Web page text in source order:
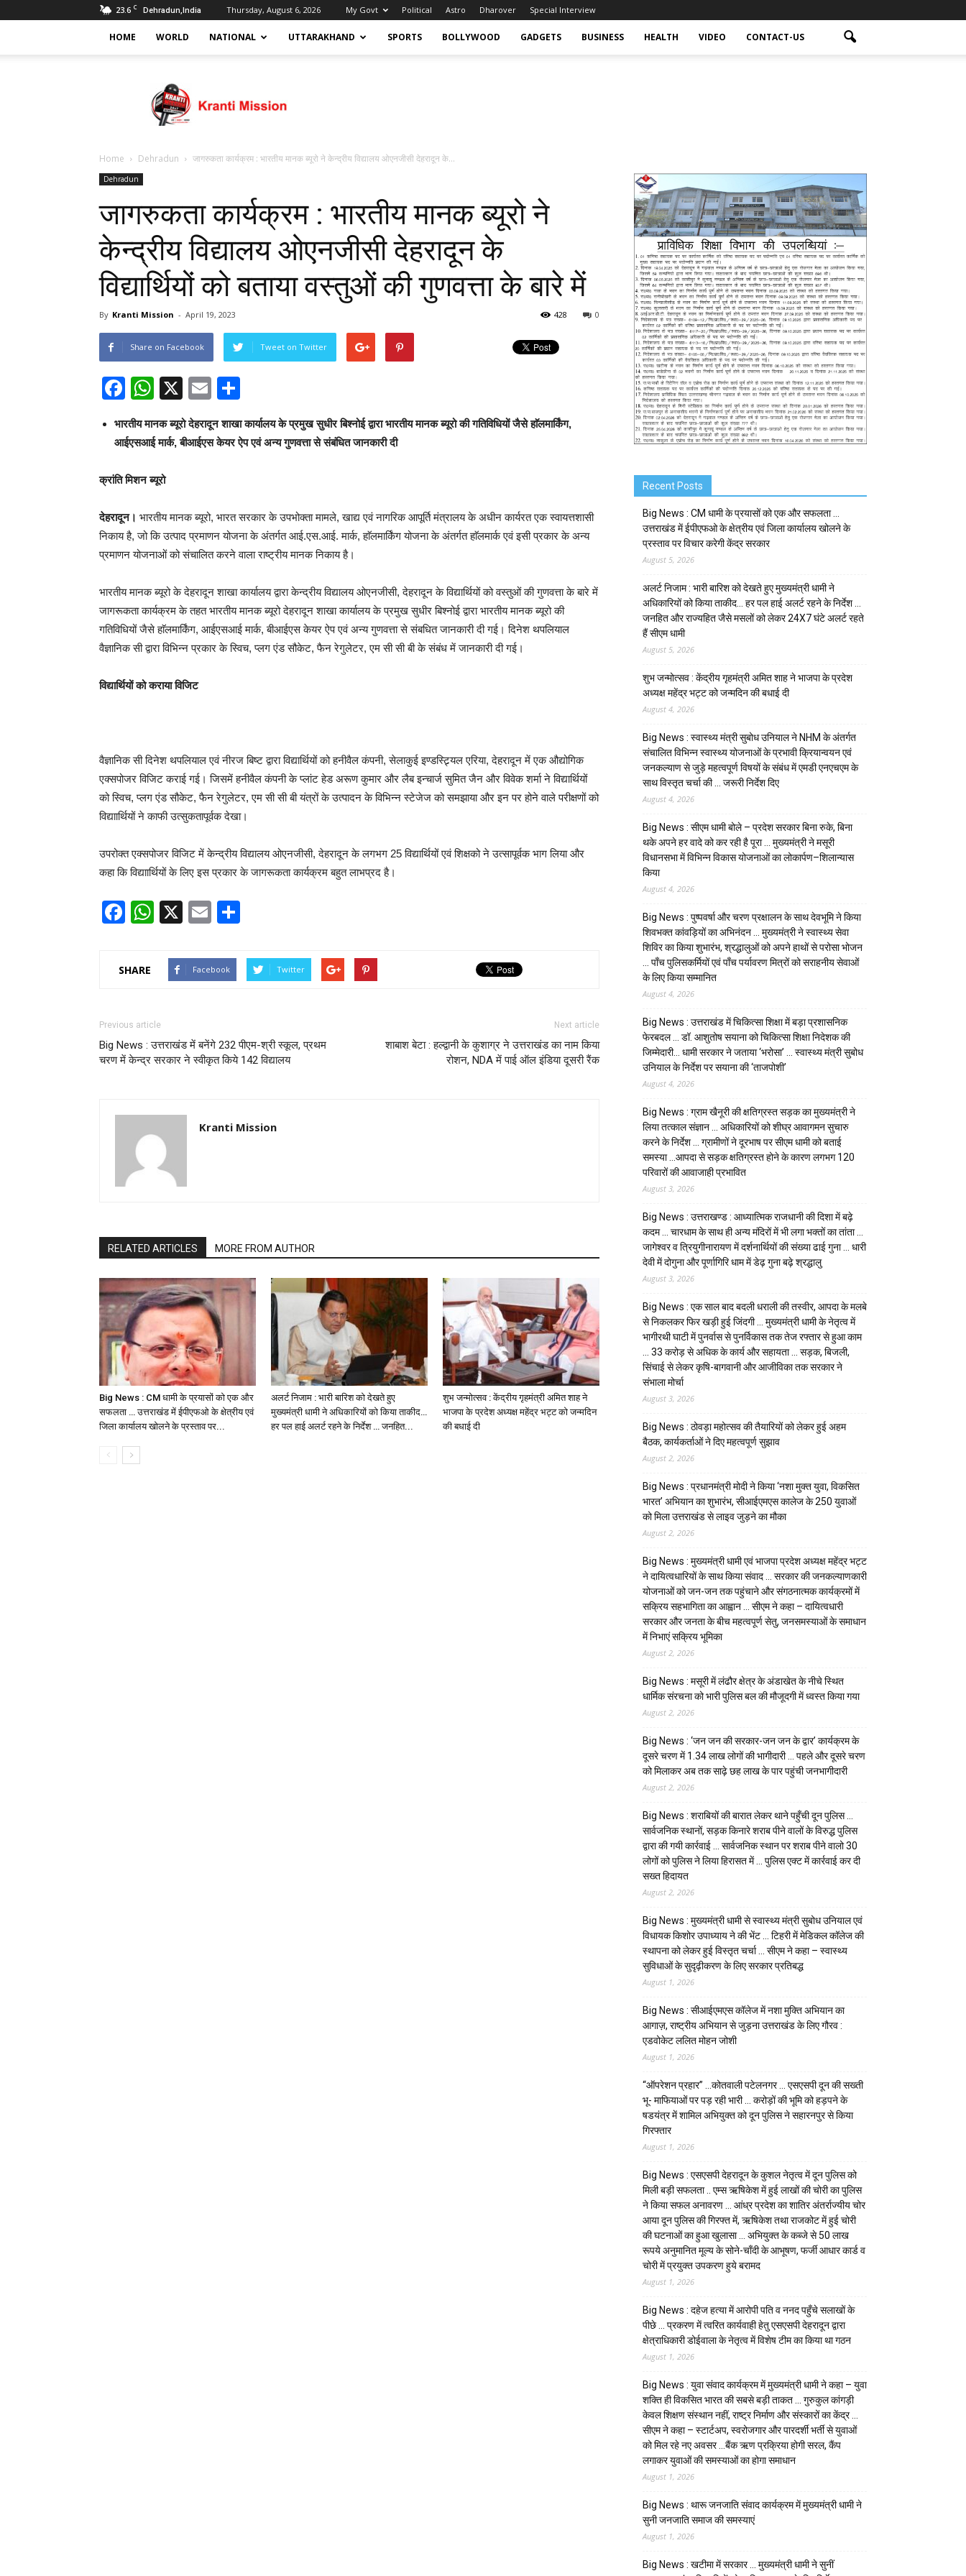
23.6 C Dehradun,India Thursday, August 6, 2026 My Govt Political Astro Dharover Special Interview
HOME WORLD NATIONAL UTTARAKHAND SPORTS BOLLYWOOD GADGETS BUSINESS HEALTH VIDEO CONTACT-US
mission
Home Dehradun जागरुकता कार्यक्रम : भारतीय मानक ब्यूरो ने केन्द्रीय विद्यालय ओएनजीसी देहरादून के...
Dehradun
जागरुकता कार्यक्रम : भारतीय मानक ब्यूरो ने
केन्द्रीय विद्यालय ओएनजीसी देहरादून के
विद्यार्थियों को बताया वस्तुओं की गुणवत्ता के बारे में
By Kranti Mission - April 19, 2023 0
428
Share on Facebook Tweet on Twitter
Facebook
WhatsApp
X Email
भारतीय मानक ब्यूरो देहरादून शाखा कार्यालय के प्रमुख सुधीर बिश्नोई द्वारा भारतीय मानक ब्यूरो की गतिविधियों जैसे हाॅलमार्किंग,
आईएसआई मार्क, बीआईएस केयर ऐप एवं अन्य गुणवत्ता से संबंधित जानकारी दी
क्रांति मिशन ब्यूरो
देहरादून। भारतीय मानक ब्यूरो, भारत सरकार के उपभोक्ता मामले, खाद्य एवं नागरिक आपूर्ति मंत्रालय के अधीन कार्यरत एक स्वायत्तशासी
निकाय है, जो कि उत्पाद प्रमाणन योजना के अंतर्गत आई.एस.आई. मार्क, हाॅलमार्किंग योजना के अंतर्गत हाॅलमार्क एवं इसी प्रकार के अन्य
प्रमाणन योजनाओं को संचालित करने वाला राष्ट्रीय मानक निकाय है।
भारतीय मानक ब्यूरो के देहरादून शाखा कार्यालय द्वारा केन्द्रीय विद्यालय ओएनजीसी, देहरादून के विद्यार्थियों को वस्तुओं की गुणवत्ता के बारे में
जागरूकता कार्यक्रम के तहत भारतीय मानक ब्यूरो देहरादून शाखा कार्यालय के प्रमुख सुधीर बिश्नोई द्वारा भारतीय मानक ब्यूरो की
गतिविधियों जैसे हाॅलमार्किंग, आईएसआई मार्क, बीआईएस केयर ऐप एवं अन्य गुणवत्ता से संबधित जानकारी दी गई। दिनेश थपलियाल
वैज्ञानिक सी द्वारा विभिन्न प्रकार के स्विच, प्लग एंड सौकेट, फैन रेगुलेटर, एम सी सी बी के संबंध में जानकारी दी गई।
विद्यार्थियों को कराया विजिट
वैज्ञानिक सी दिनेश थपलियाल एवं नीरज बिष्ट द्वारा विद्यार्थियों को हनीवैल कंपनी, सेलाकुई इण्डस्ट्र्यिल एरिया, देहरादून में एक औद्योगिक
एक्सपोजर विजिट कराई गई। जिसमें हनीवैल कंपनी के प्लांट हेड अरूण कुमार और लैब इन्चार्ज सुमित जैन और विवेक शर्मा ने विद्यार्थियों
को स्विच, प्लग एंड सौकेट, फैन रेगुलेटर, एम सी सी बी यंत्रों के उत्पादन के विभिन्न स्टेजेज को समझाया और इन पर होने वाले परीक्षणों को
विद्याार्थियों ने काफी उत्सुकतापूर्वक देखा।
उपरोक्त एक्सपोजर विजिट में केन्द्रीय विद्यालय ओएनजीसी, देहरादून के लगभग 25 विद्यार्थियों एवं शिक्षको ने उत्सापूर्वक भाग लिया और
कहा कि विद्याार्थियों के लिए इस प्रकार के जागरूकता कार्यक्रम बहुत लाभप्रद है।
Facebook
WhatsApp
X Email
SHARE Facebook Twitter
Previous article
Big News : उत्तराखंड में बनेंगे 232 पीएम-श्री स्कूल, प्रथम
चरण में केन्द्र सरकार ने स्वीकृत किये 142 विद्यालय
Next article
शाबाश बेटा : हल्द्वानी के कुशाग्र ने उत्तराखंड का नाम किया
रोशन, NDA में पाई ऑल इंडिया दूसरी रैंक
Kranti Mission
RELATED ARTICLES MORE FROM AUTHOR
Big News : CM धामी के प्रयासों को एक और
सफलता … उत्तराखंड में ईपीएफओ के क्षेत्रीय एवं
जिला कार्यालय खोलने के प्रस्ताव पर...
अलर्ट निजाम : भारी बारिश को देखते हुए
मुख्यमंत्री धामी ने अधिकारियों को किया ताकीद…
हर पल हाई अलर्ट रहने के निर्देश … जनहित...
शुभ जन्मोत्सव : केंद्रीय गृहमंत्री अमित शाह ने
भाजपा के प्रदेश अध्यक्ष महेंद्र भट्ट को जन्मदिन
की बधाई दी
Recent Posts
Big News : CM धामी के प्रयासों को एक और सफलता …
उत्तराखंड में ईपीएफओ के क्षेत्रीय एवं जिला कार्यालय खोलने के
प्रस्ताव पर विचार करेगी केंद्र सरकार
August 5, 2026
अलर्ट निजाम : भारी बारिश को देखते हुए मुख्यमंत्री धामी ने
अधिकारियों को किया ताकीद… हर पल हाई अलर्ट रहने के निर्देश …
जनहित और राज्यहित जैसे मसलों को लेकर 24X7 घंटे अलर्ट रहते
हैं सीएम धामी
August 5, 2026
शुभ जन्मोत्सव : केंद्रीय गृहमंत्री अमित शाह ने भाजपा के प्रदेश
अध्यक्ष महेंद्र भट्ट को जन्मदिन की बधाई दी
August 4, 2026
Big News : स्वास्थ्य मंत्री सुबोध उनियाल ने NHM के अंतर्गत
संचालित विभिन्न स्वास्थ्य योजनाओं के प्रभावी क्रियान्वयन एवं
जनकल्याण से जुड़े महत्वपूर्ण विषयों के संबंध में एमडी एनएचएम के
साथ विस्तृत चर्चा की … जरूरी निर्देश दिए
August 4, 2026
Big News : सीएम धामी बोले – प्रदेश सरकार बिना रुके, बिना
थके अपने हर वादे को कर रही है पूरा … मुख्यमंत्री ने मसूरी
विधानसभा में विभिन्न विकास योजनाओं का लोकार्पण–शिलान्यास
किया
August 4, 2026
Big News : पुष्पवर्षा और चरण प्रक्षालन के साथ देवभूमि ने किया
शिवभक्त कांवड़ियों का अभिनंदन … मुख्यमंत्री ने स्वास्थ्य सेवा
शिविर का किया शुभारंभ, श्रद्धालुओं को अपने हाथों से परोसा भोजन
… पाँच पुलिसकर्मियों एवं पाँच पर्यावरण मित्रों को सराहनीय सेवाओं
के लिए किया सम्मानित
August 4, 2026
Big News : उत्तराखंड में चिकित्सा शिक्षा में बड़ा प्रशासनिक
फेरबदल … डॉ. आशुतोष सयाना को चिकित्सा शिक्षा निदेशक की
जिम्मेदारी… धामी सरकार ने जताया ‘भरोसा’ … स्वास्थ्य मंत्री सुबोध
उनियाल के निर्देश पर सयाना की ‘ताजपोशी’
August 4, 2026
Big News : ग्राम खैनूरी की क्षतिग्रस्त सड़क का मुख्यमंत्री ने
लिया तत्काल संज्ञान … अधिकारियों को शीघ्र आवागमन सुचारु
करने के निर्देश … ग्रामीणों ने दूरभाष पर सीएम धामी को बताई
समस्या …आपदा से सड़क क्षतिग्रस्त होने के कारण लगभग 120
परिवारों की आवाजाही प्रभावित
August 3, 2026
Big News : उत्तराखण्ड : आध्यात्मिक राजधानी की दिशा में बढ़े
कदम … चारधाम के साथ ही अन्य मंदिरों में भी लगा भक्तों का तांता …
जागेश्वर व त्रियुगीनारायण में दर्शनार्थियों की संख्या ढाई गुना … धारी
देवी में दोगुना और पूर्णागिरि धाम में डेढ़ गुना बढ़े श्रद्धालु
August 3, 2026
Big News : एक साल बाद बदली धराली की तस्वीर, आपदा के मलबे
से निकलकर फिर खड़ी हुई जिंदगी … मुख्यमंत्री धामी के नेतृत्व में
भागीरथी घाटी में पुनर्वास से पुनर्विकास तक तेज रफ्तार से हुआ काम
… ₹33 करोड़ से अधिक के कार्य और सहायता … सड़क, बिजली,
सिंचाई से लेकर कृषि-बागवानी और आजीविका तक सरकार ने
संभाला मोर्चा
August 3, 2026
Big News : ठोवड़ा महोत्सव की तैयारियों को लेकर हुई अहम
बैठक, कार्यकर्ताओं ने दिए महत्वपूर्ण सुझाव
August 2, 2026
Big News : प्रधानमंत्री मोदी ने किया ‘नशा मुक्त युवा, विकसित
भारत’ अभियान का शुभारंभ, सीआईएमएस कालेज के 250 युवाओं
को मिला उत्तराखंड से लाइव जुड़ने का मौका
August 2, 2026
Big News : मुख्यमंत्री धामी एवं भाजपा प्रदेश अध्यक्ष महेंद्र भट्ट
ने दायित्वधारियों के साथ किया संवाद … सरकार की जनकल्याणकारी
योजनाओं को जन-जन तक पहुंचाने और संगठनात्मक कार्यक्रमों में
सक्रिय सहभागिता का आह्वान … सीएम ने कहा – दायित्वधारी
सरकार और जनता के बीच महत्वपूर्ण सेतु, जनसमस्याओं के समाधान
में निभाएं सक्रिय भूमिका
August 2, 2026
Big News : मसूरी में लंढौर क्षेत्र के अंडाखेत के नीचे स्थित
धार्मिक संरचना को भारी पुलिस बल की मौजूदगी में ध्वस्त किया गया
August 2, 2026
Big News : ‘जन जन की सरकार-जन जन के द्वार’ कार्यक्रम के
दूसरे चरण में 1.34 लाख लोगों की भागीदारी … पहले और दूसरे चरण
को मिलाकर अब तक साढ़े छह लाख के पार पहुंची जनभागीदारी
August 2, 2026
Big News : शराबियों की बारात लेकर थाने पहुँची दून पुलिस …
सार्वजनिक स्थानों, सड़क किनारे शराब पीने वालों के विरुद्ध पुलिस
द्वारा की गयी कार्रवाई … सार्वजनिक स्थान पर शराब पीने वालो 30
लोगों को पुलिस ने लिया हिरासत में … पुलिस एक्ट में कार्रवाई कर दी
सख्त हिदायत
August 2, 2026
Big News : मुख्यमंत्री धामी से स्वास्थ्य मंत्री सुबोध उनियाल एवं
विधायक किशोर उपाध्याय ने की भेंट … टिहरी में मेडिकल कॉलेज की
स्थापना को लेकर हुई विस्तृत चर्चा … सीएम ने कहा – स्वास्थ्य
सुविधाओं के सुदृढ़ीकरण के लिए सरकार प्रतिबद्ध
August 1, 2026
Big News : सीआईएमएस कॉलेज में नशा मुक्ति अभियान का
आगाज़, राष्ट्रीय अभियान से जुड़ना उत्तराखंड के लिए गौरव :
एडवोकेट ललित मोहन जोशी
August 1, 2026
“ऑपरेशन प्रहार” …कोतवाली पटेलनगर … एसएसपी दून की सख्ती
भू- माफियाओं पर पड़ रही भारी … करोड़ों की भूमि को हड़पने के
षडयंत्र में शामिल अभियुक्त को दून पुलिस ने सहारनपुर से किया
गिरफ्तार
August 1, 2026
Big News : एसएसपी देहरादून के कुशल नेतृत्व में दून पुलिस को
मिली बड़ी सफलता .. एम्स ऋषिकेश में हुई लाखों की चोरी का पुलिस
ने किया सफल अनावरण … आंध्र प्रदेश का शातिर अंतर्राज्यीय चोर
आया दून पुलिस की गिरफ्त में, ऋषिकेश तथा राजकोट में हुई चोरी
की घटनाओं का हुआ खुलासा … अभियुक्त के कब्जे से 50 लाख
रूपये अनुमानित मूल्य के सोने-चाँदी के आभूषण, फर्जी आधार कार्ड व
चोरी में प्रयुक्त उपकरण हुये बरामद
August 1, 2026
Big News : दहेज हत्या में आरोपी पति व ननद पहुँचे सलाखों के
पीछे … प्रकरण में त्वरित कार्यवाही हेतु एसएसपी देहरादून द्वारा
क्षेत्राधिकारी डोईवाला के नेतृत्व में विशेष टीम का किया था गठन
August 1, 2026
Big News : युवा संवाद कार्यक्रम में मुख्यमंत्री धामी ने कहा – युवा
शक्ति ही विकसित भारत की सबसे बड़ी ताकत … गुरुकुल कांगड़ी
केवल शिक्षण संस्थान नहीं, राष्ट्र निर्माण और संस्कारों का केंद्र …
सीएम ने कहा – स्टार्टअप, स्वरोजगार और पारदर्शी भर्ती से युवाओं
को मिल रहे नए अवसर …बैंक ऋण प्रक्रिया होगी सरल, कैंप
लगाकर युवाओं की समस्याओं का होगा समाधान
August 1, 2026
Big News : थारू जनजाति संवाद कार्यक्रम में मुख्यमंत्री धामी ने
सुनी जनजाति समाज की समस्याएं
August 1, 2026
Big News : खटीमा में सरकार … मुख्यमंत्री धामी ने सुनीं